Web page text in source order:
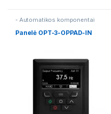
- Automatikos komponentai
Panelė OPT-3-OPPAD-IN